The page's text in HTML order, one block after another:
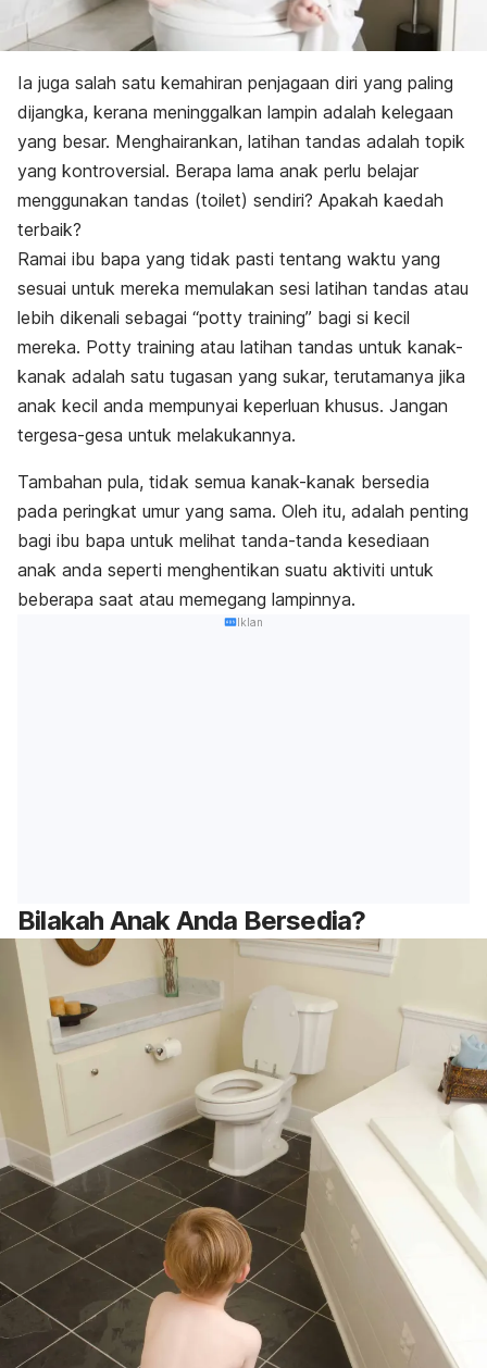
Ia juga salah satu kemahiran penjagaan diri yang paling
dijangka, kerana meninggalkan lampin adalah kelegaan
yang besar. Menghairankan, latihan tandas adalah topik
yang kontroversial. Berapa lama anak perlu belajar
menggunakan tandas (toilet) sendiri? Apakah kaedah
terbaik?
Ramai ibu bapa yang tidak pasti tentang waktu yang
sesuai untuk mereka memulakan sesi latihan tandas atau
lebih dikenali sebagai “potty training” bagi si kecil
mereka. Potty training atau latihan tandas untuk kanak-
kanak adalah satu tugasan yang sukar, terutamanya jika
anak kecil anda mempunyai keperluan khusus. Jangan
tergesa-gesa untuk melakukannya.
Tambahan pula, tidak semua kanak-kanak bersedia
pada peringkat umur yang sama. Oleh itu, adalah penting
bagi ibu bapa untuk melihat tanda-tanda kesediaan
anak anda seperti menghentikan suatu aktiviti untuk
beberapa saat atau memegang lampinnya.
Iklan
Bilakah Anak Anda Bersedia?